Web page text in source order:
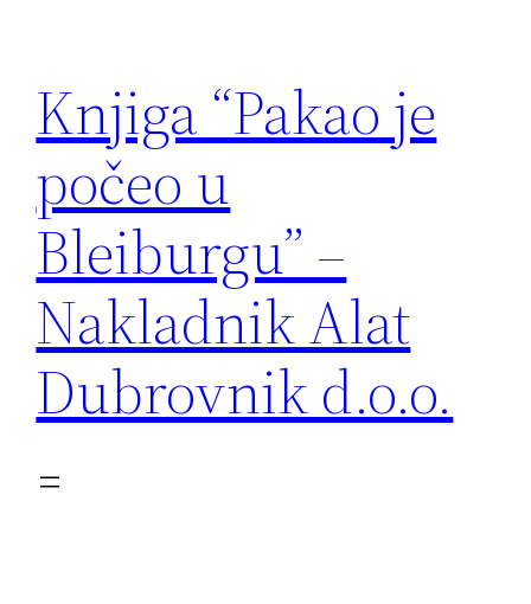
sadržaja
Knjiga “Pakao je
počeo u
Bleiburgu” –
Nakladnik Alat
Dubrovnik d.o.o.